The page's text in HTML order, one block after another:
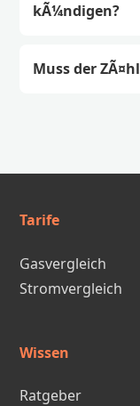
kÃ¼ndigen?
Muss der
Tarife
Gasvergleich
Stromvergleich
Wissen
Ratgeber